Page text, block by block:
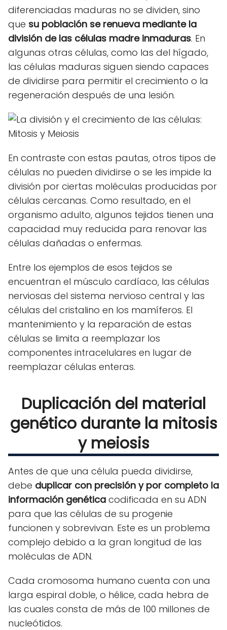
diferenciadas maduras no se dividen, sino
que su población se renueva mediante la
división de las células madre inmaduras. En
algunas otras células, como las del hígado,
las células maduras siguen siendo capaces
de dividirse para permitir el crecimiento o la
regeneración después de una lesión.
En contraste con estas pautas, otros tipos de
células no pueden dividirse o se les impide la
división por ciertas moléculas producidas por
células cercanas. Como resultado, en el
organismo adulto, algunos tejidos tienen una
capacidad muy reducida para renovar las
células dañadas o enfermas.
Entre los ejemplos de esos tejidos se
encuentran el músculo cardíaco, las células
nerviosas del sistema nervioso central y las
células del cristalino en los mamíferos. El
mantenimiento y la reparación de estas
células se limita a reemplazar los
componentes intracelulares en lugar de
reemplazar células enteras.
Duplicación del material
genético durante la mitosis
y meiosis
Antes de que una célula pueda dividirse,
debe duplicar con precisión y por completo la
información genética codificada en su ADN
para que las células de su progenie
funcionen y sobrevivan. Este es un problema
complejo debido a la gran longitud de las
moléculas de ADN.
Cada cromosoma humano cuenta con una
larga espiral doble, o hélice, cada hebra de
las cuales consta de más de 100 millones de
nucleótidos.